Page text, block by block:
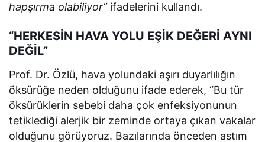
hapşırma olabiliyor”ifadelerini kullandı.
“HERKESİN HAVA YOLU EŞİK DEĞERİ AYNI
DEĞİL”
Prof. Dr. Özlü, hava yolundaki aşırı duyarlılığın
öksürüğe neden olduğunu ifade ederek, “Bu tür
öksürüklerin sebebi daha çok enfeksiyonunun
tetiklediği alerjik bir zeminde ortaya çıkan vakalar
olduğunu görüyoruz. Bazılarında önceden astım